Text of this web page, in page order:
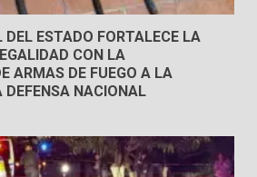
de julio de 2026
DEL ESTADO FORTALECE LA
CON LA
ARMAS DE FUEGO A LA
DEFENSA NACIONAL